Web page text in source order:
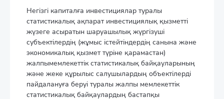
Негізгі капиталға инвестициялар туралы
статистикалық ақпарат инвестициялық қызметті
жүзеге асыратын шаруашылық жүргізуші
субъектілердің (жұмыс істейтіндердің санына және
экономикалық қызмет түріне қарамастан)
жалпымемлекеттік статистикалық байқауларының
және жеке құрылыс салушылардың объектілерді
пайдалануға беруі туралы жалпы мемлекеттік
статистикалық байқаулардың бастапқы